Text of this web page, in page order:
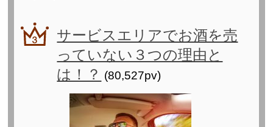
サービスエリアでお酒を売
っていない３つの理由と
は！？ (80,527pv)